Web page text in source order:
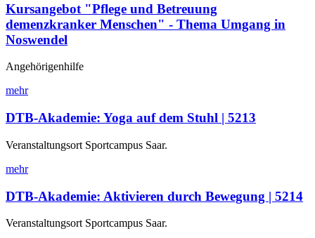
Kursangebot "Pflege und Betreuung
demenzkranker Menschen" - Thema Umgang in
Noswendel
Angehörigenhilfe
mehr
DTB-Akademie: Yoga auf dem Stuhl | 5213
Veranstaltungsort Sportcampus Saar.
mehr
DTB-Akademie: Aktivieren durch Bewegung | 5214
Veranstaltungsort Sportcampus Saar.